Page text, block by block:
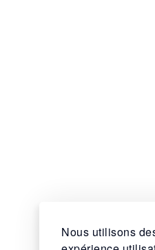
Nous utilisons